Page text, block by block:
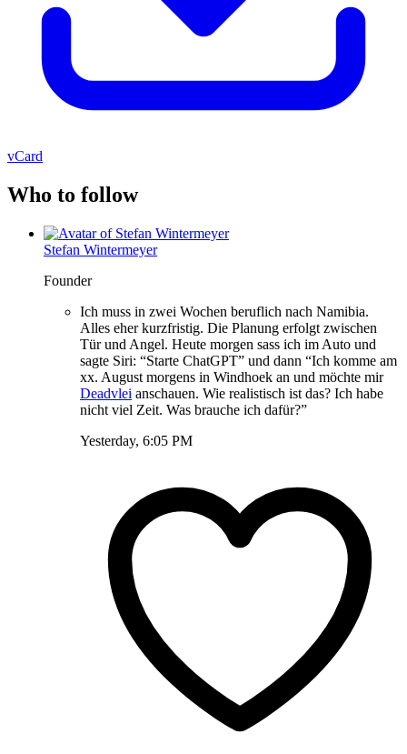
vCard
Who to follow
Stefan Wintermeyer
Founder
Ich muss in zwei Wochen beruflich nach Namibia.
Alles eher kurzfristig. Die Planung erfolgt zwischen
Tür und Angel. Heute morgen sass ich im Auto und
sagte Siri: “Starte ChatGPT” und dann “Ich komme am
xx. August morgens in Windhoek an und möchte mir
Deadvlei anschauen. Wie realistisch ist das? Ich habe
nicht viel Zeit. Was brauche ich dafür?”
Yesterday, 6:05 PM